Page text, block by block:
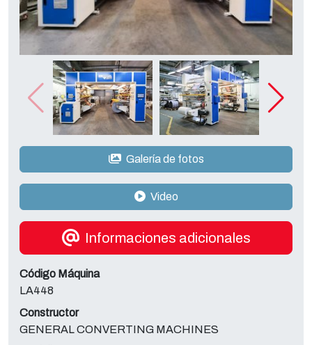
Galería de fotos
Video
Informaciones adicionales
Código Máquina
LA448
Constructor
GENERAL CONVERTING MACHINES